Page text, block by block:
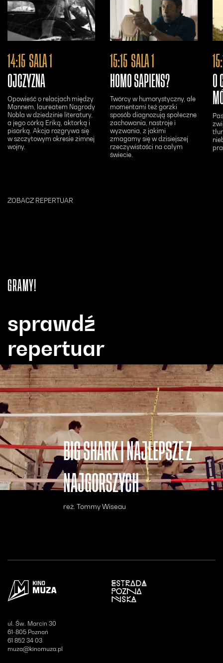
14:15 SALA 1 Otwiera się w nowym oknie - Bilety24
OJCZYZNA
Opowieść o relacjach między
Mannem, laureatem Nagrody
Nobla w dziedzinie literatury,
a jego córką Eriką, aktorką i
pisarką. Akcja rozgrywa się
w szczytowym okresie zimnej
wojny.
15:15 SALA 1 Otwiera się w
HOMO SAPIENS?
Twórcy w humorystyczny, ale
momentami też gorzki
sposób diagnozują społeczne
zachowania, nastroje i
wyzwania, z jakimi
zmagamy się w dzisiejszej
rzeczywistości na całym
świecie.
O
ZOBACZ REPERTUAR
GRAMY!
BIG SHARK | NAJLEPSZE Z
NAJGORSZYCH
reż. Tommy Wiseau
sprawdź
repertuar
Otwiera się w nowym oknie
ul. Św. Marcin 30
61-805 Poznań
61 852 34 03
muza@kinomuza.pl